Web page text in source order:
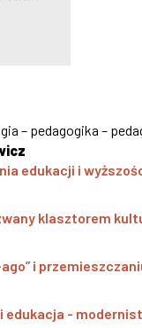
– pedagogika –
edukacji i
klasztorem
i
edukacja -